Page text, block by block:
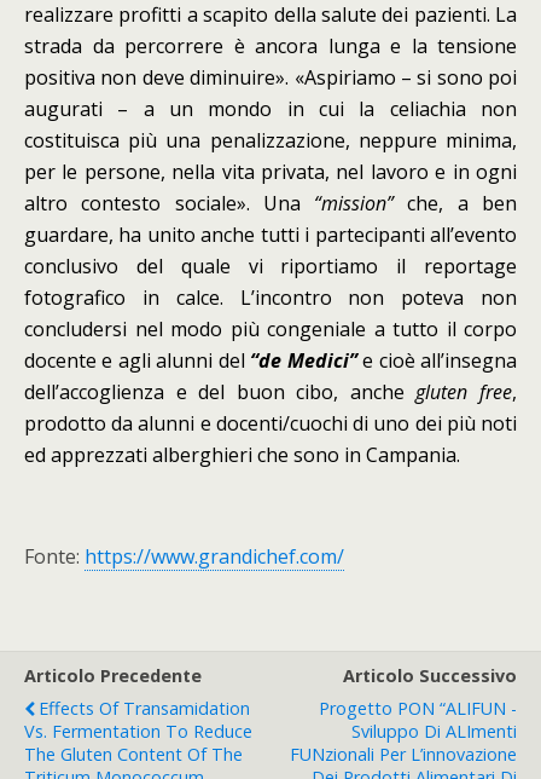
realizzare profitti a scapito della salute dei pazienti. La
strada da percorrere è ancora lunga e la tensione
positiva non deve diminuire». «Aspiriamo – si sono poi
augurati – a un mondo in cui la celiachia non
costituisca più una penalizzazione, neppure minima,
per le persone, nella vita privata, nel lavoro e in ogni
altro contesto sociale». Una “mission”che, a ben
guardare, ha unito anche tutti i partecipanti all’evento
conclusivo del quale vi riportiamo il reportage
fotografico in calce. L’incontro non poteva non
concludersi nel modo più congeniale a tutto il corpo
docente e agli alunni del “de Medici”e cioè all’insegna
dell’accoglienza e del buon cibo, anchegluten free,
prodotto da alunni e docenti/cuochi di uno dei più noti
ed apprezzati alberghieri che sono in Campania.
Fonte: https://www.grandichef.com/
Articolo Precedente
Effects Of Transamidation
Vs. Fermentation To Reduce
The Gluten Content Of The
Articolo Successivo
Progetto PON “ALIFUN -
Sviluppo Di ALImenti
FUNzionali Per L’innovazione